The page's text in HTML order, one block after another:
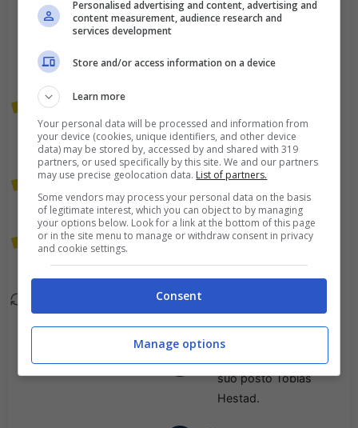
90+4'
trasformato il rigore!
Viene mostrato il giallo a
Messie
Biatoumoussoka.
Viene mostrato il giallo a
Klery Serber.
Viene mostrato il giallo a
Damir Ceter.
Ante Coric esce, al suo
79'
Sammy Skytte esce, al
suo posto Tobias
Hestad.
Personalised advertising and content, advertising and
content measurement, audience research and
services development
Store and/or access information on a device
Learn more
Your personal data will be processed and information from
your device (cookies, unique identifiers, and other device
data) may be stored by, accessed by and shared with 319
partners, or used specifically by this site. We and our partners
may use precise geolocation data. List of partners.
Some vendors may process your personal data on the basis
of legitimate interest, which you can object to by managing
your options below. Look for a link at the bottom of this page
or in the site menu to manage or withdraw consent in privacy
and cookie settings.
Consent
Manage options